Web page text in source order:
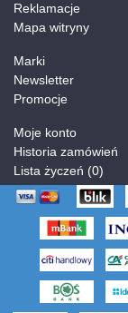
Reklamacje
Mapa witryny
Marki
Newsletter
Promocje
Moje konto
Historia zamówień
Lista życzeń (0)